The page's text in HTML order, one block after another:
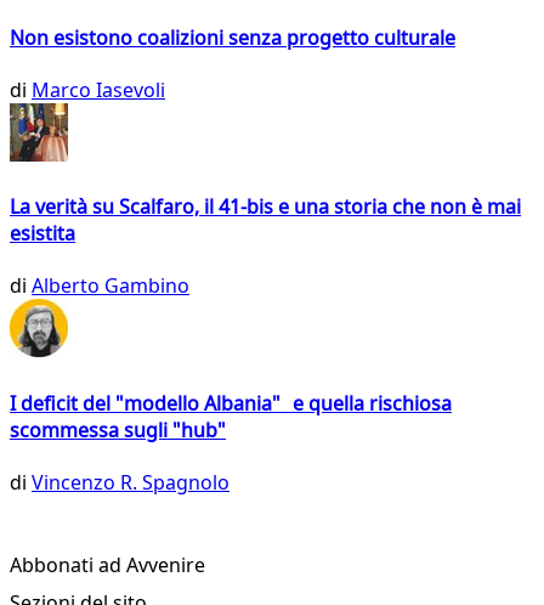
Non esistono coalizioni senza progetto culturale
di Marco Iasevoli
La verità su Scalfaro, il 41-bis e una storia che non è mai
esistita
di Alberto Gambino
I deficit del "modello Albania" e quella rischiosa
scommessa sugli "hub"
di Vincenzo R. Spagnolo
Abbonati ad Avvenire